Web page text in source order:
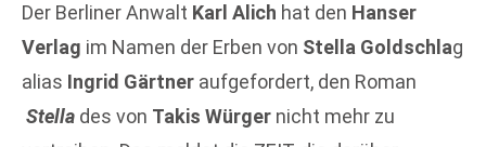
Der Berliner Anwalt Karl Alich hat den Hanser
Verlag im Namen der Erben von Stella Goldschlag
alias Ingrid Gärtner aufgefordert, den Roman
Stella des von Takis Würger nicht mehr zu